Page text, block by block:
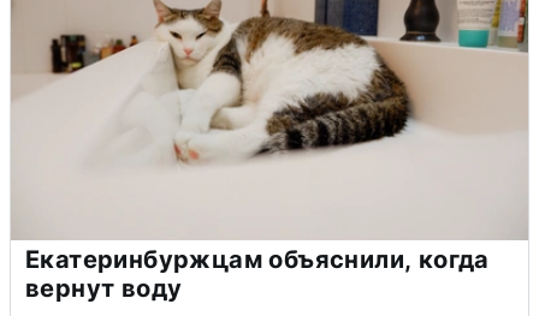
Екатеринбуржцам объяснили, когда
вернут воду